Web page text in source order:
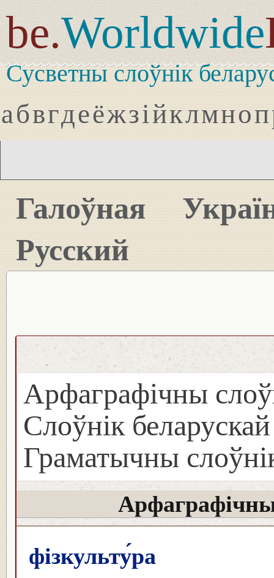
be.Worldwide
Сусветны слоўнік
абвгдеёжзійклмноп
Галоўная
Русский
Арфаграфічны
Слоўнік
Граматычны
фізкульту́ра